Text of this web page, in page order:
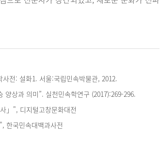
전: 설화1. 서울:국립민속박물관, 2012.
양상과 의미”. 실천민속학연구 (2017):269-296.
」", 디지털고창문화대전
한국민속대백과사전